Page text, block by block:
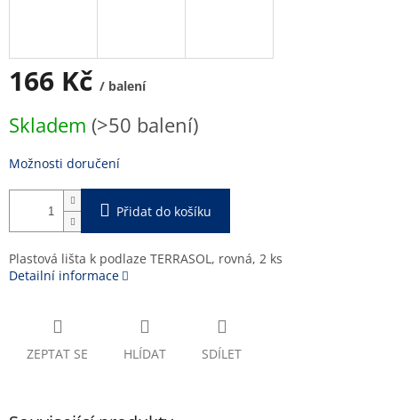
166 Kč / balení
cena:
Skladem (>50 balení)
Možnosti doručení
Přidat do košíku
Plastová lišta k podlaze TERRASOL, rovná, 2 ks
Detailní informace
ZEPTAT SE HLÍDAT SDÍLET